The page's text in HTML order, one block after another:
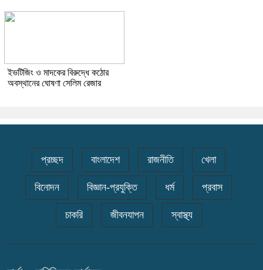
ইভটিজিং ও মাদকের বিরুদ্ধে কঠোর
অবস্থানের ঘোষণা সেলিম রেজার
প্রচ্ছদ বাংলাদেশ রাজনীতি খেলা
বিনোদন বিজ্ঞান-প্রযুক্তি ধর্ম প্রবাস
চাকরি জীবনযাপন স্বাস্থ্য